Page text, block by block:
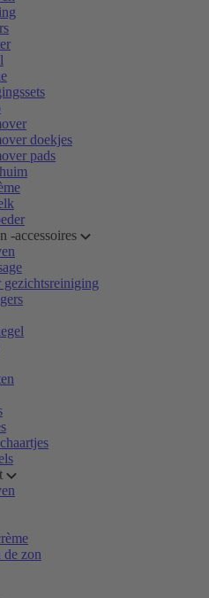
doekjes
pads
-accessoires
gezichtsreiniging
de zon